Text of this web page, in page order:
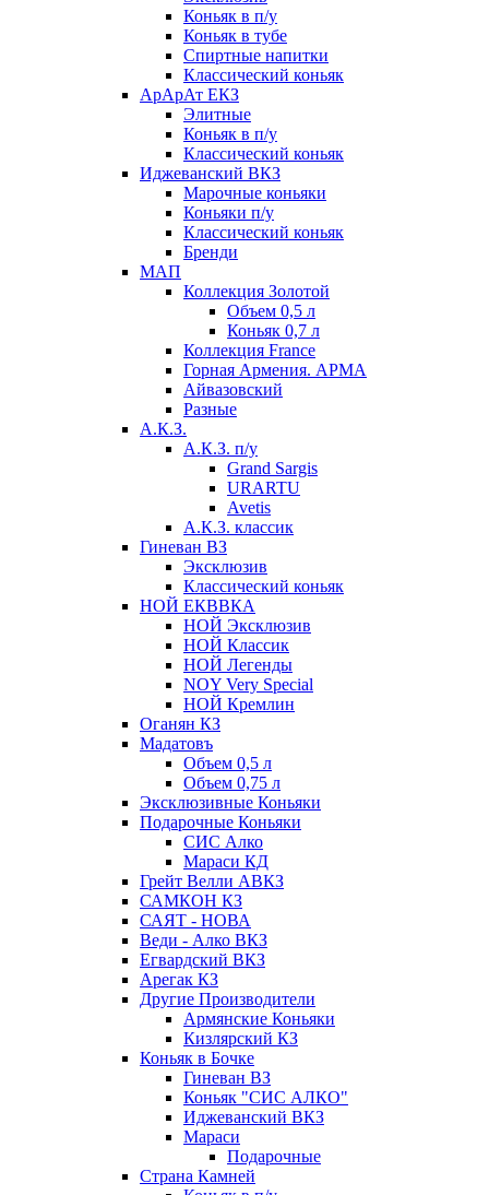
Коньяк в п/у
Коньяк в тубе
Спиртные напитки
Классический коньяк
АрАрАт ЕКЗ
Элитные
Коньяк в п/у
Классический коньяк
Иджеванский ВКЗ
Марочные коньяки
Коньяки п/у
Классический коньяк
Бренди
МАП
Коллекция Золотой
Объем 0,5 л
Коньяк 0,7 л
Коллекция France
Горная Армения. АРМА
Айвазовский
Разные
А.К.З.
А.К.З. п/у
Grand Sargis
URARTU
Avetis
А.К.З. классик
Гиневан ВЗ
Эксклюзив
Классический коньяк
НОЙ ЕКВВКА
НОЙ Эксклюзив
НОЙ Классик
НОЙ Легенды
NOY Very Speсial
НОЙ Кремлин
Оганян КЗ
Мадатовъ
Объем 0,5 л
Объем 0,75 л
Эксклюзивные Коньяки
Подарочные Коньяки
СИС Алко
Мараси КД
Грейт Велли АВКЗ
САМКОН КЗ
САЯТ - НОВА
Веди - Алко ВКЗ
Егвардский ВКЗ
Арегак КЗ
Другие Производители
Армянские Коньяки
Кизлярский КЗ
Коньяк в Бочке
Гиневан ВЗ
Коньяк "СИС АЛКО"
Иджеванский ВКЗ
Мараси
Подарочные
Страна Камней